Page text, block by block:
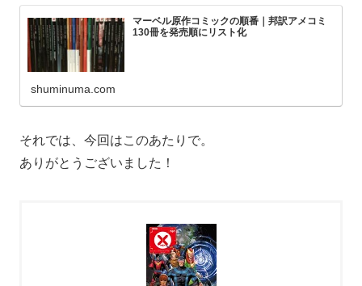
マーベル原作コミックの順番｜邦訳アメコミ
130冊を発売順にリスト化
shuminuma.com
それでは、今回はこのあたりで。
ありがとうございました！